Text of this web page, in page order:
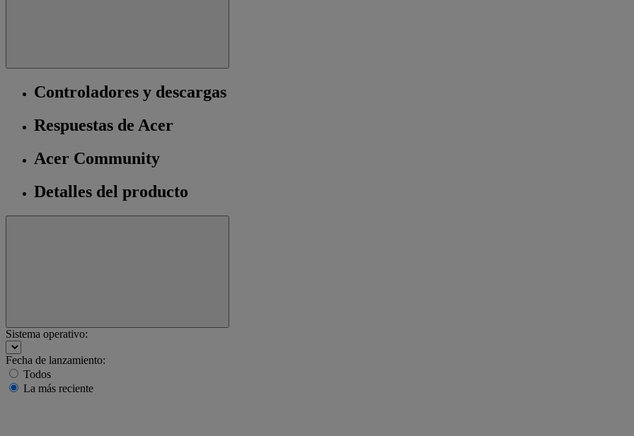
Controladores y descargas
Respuestas de Acer
Acer Community
Detalles del producto
Sistema operativo:
Fecha de lanzamiento:
Todos
La más reciente